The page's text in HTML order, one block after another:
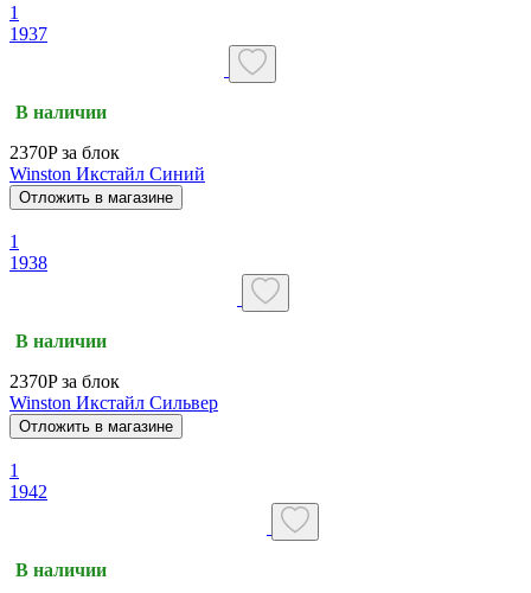
1
1937
В наличии
2370P за блок
Winston Икстайл Синий
Отложить в магазине
1
1938
В наличии
2370P за блок
Winston Икстайл Сильвер
Отложить в магазине
1
1942
В наличии